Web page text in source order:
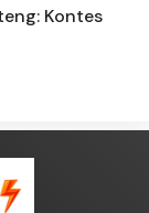
Kontes